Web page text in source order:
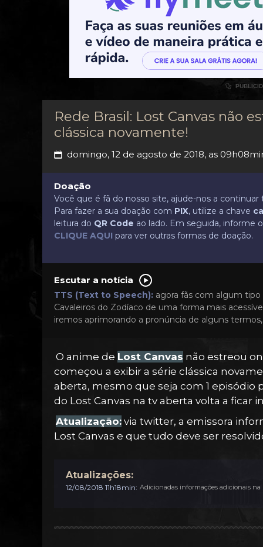

Rede Brasil: Lost Canvas não
clássica novamente!
📅 domingo, 12 de agosto de 2018, as
Doação
Você que é fã do nosso site, ajude-nos a
Para fazer a sua doação com PIX, utilize a chave
leitura do QR Code ao lado. Em seguida, informe
CLIQUE AQUI para ver outras formas de doação.
Escutar a notícia
TTS (Text to Speech): agora fãs com algum
Cavaleiros do Zodíaco de uma forma mais
iremos aprimorando a pronúncia de alguns
O anime de Lost Canvas não estreou
começou a exibir a série clássica
aberta, mesmo que seja com 1 episódio
do Lost Canvas na tv aberta volta a
Atualização: via twitter, a emissora
Lost Canvas e que tudo deve ser
Atualizações:
12/08/2018 11h18min: Adicionadas informações adicionais na